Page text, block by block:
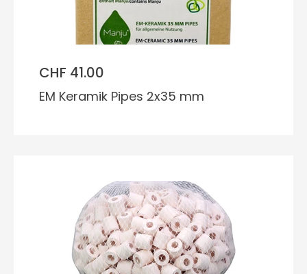
CHF 41.00
EM Keramik Pipes 2x35 mm